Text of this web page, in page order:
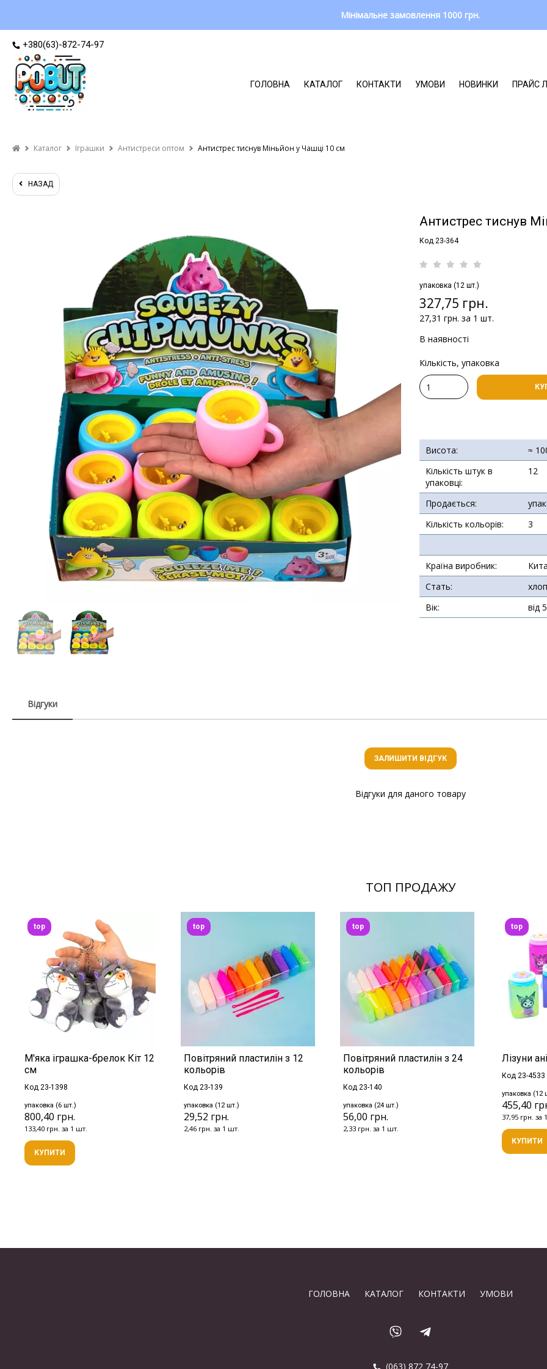
Мінімальне замовлення 1000 грн.
+380(63)-872-74-97
ГОЛОВНА КАТАЛОГ КОНТАКТИ УМОВИ НОВИНКИ ПРАЙС
Каталог Іграшки Антистреси оптом Антистрес тиснув Міньйон у Чашці 10 см
НАЗАД
Антистрес тиснув
Код 23-364
упаковка (12 шт.)
327,75 грн.
27,31 грн. за 1 шт.
В наявності
Кількість, упаковка
Висота:
≈
Кількість штук в
упаковці:
12
Продається:
Кількість кольорів:
3
Країна виробник:
Стать:
Вік:
від
Відгуки
ЗАЛИШИТИ ВІДГУК
Відгуки для даного товару
ТОП ПРОДАЖУ
М'яка іграшка-брелок Кіт 12
см
Код 23-1398
упаковка (6 шт.)
800,40 грн.
133,40 грн. за 1 шт.
top
КУПИТИ
Повітряний пластилін з 12
кольорів
Код 23-139
упаковка (12 шт.)
29,52 грн.
2,46 грн. за 1 шт.
top
Повітряний пластилін з 24
кольорів
Код 23-140
упаковка (24 шт.)
56,00 грн.
2,33 грн. за 1 шт.
top
Лізуни
Код 23-4533
упаковка (12
455,40
37,95 грн. за
top
КУПИТИ
ГОЛОВНА КАТАЛОГ КОНТАКТИ УМОВИ
(063) 872 74-97